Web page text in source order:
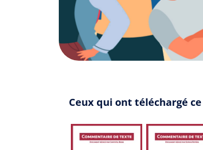
Ceux qui ont téléchargé